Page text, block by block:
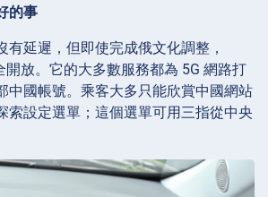
的事
有延遲，但即使完成俄文化調整，
開放。它的大多數服務都為 5G 網路打
中國帳號。乘客大多只能欣賞中國網站
索設定選單；這個選單可用三指從中央